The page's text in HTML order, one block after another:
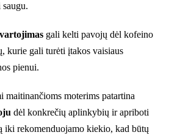
gali kelti pavojų dėl kofeino
kurie gali turėti įtakos vaisiaus
pienui.
maitinančioms moterims patartina
dėl konkrečių aplinkybių ir apriboti
iki rekomenduojamo kiekio, kad būtų